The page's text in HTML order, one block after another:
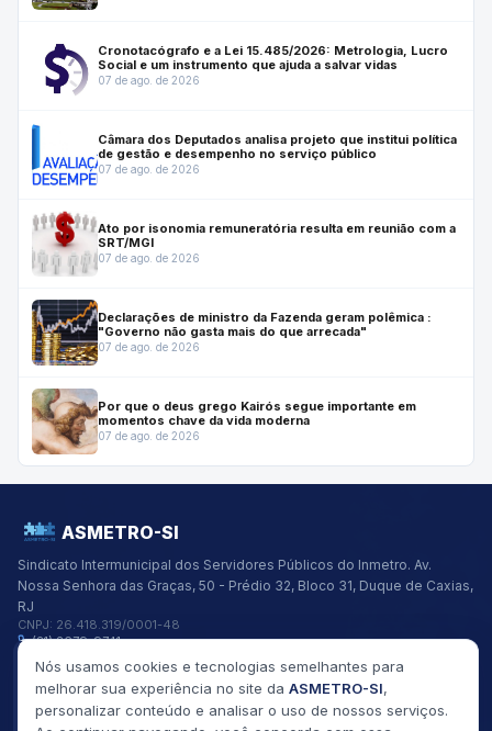
Cronotacógrafo e a Lei 15.485/2026: Metrologia, Lucro
Social e um instrumento que ajuda a salvar vidas
07 de ago. de 2026
Câmara dos Deputados analisa projeto que institui política
de gestão e desempenho no serviço público
07 de ago. de 2026
Ato por isonomia remuneratória resulta em reunião com a
SRT/MGI
07 de ago. de 2026
Declarações de ministro da Fazenda geram polêmica :
"Governo não gasta mais do que arrecada"
07 de ago. de 2026
Por que o deus grego Kairós segue importante em
momentos chave da vida moderna
07 de ago. de 2026
ASMETRO-SI
Sindicato Intermunicipal dos Servidores Públicos do Inmetro. Av.
Nossa Senhora das Graças, 50 - Prédio 32, Bloco 31, Duque de Caxias,
RJ
CNPJ: 26.418.319/0001-48
(21) 2679-9741
asmetro@asmetro.org.br
Links Rápidos
Institucional
Gestão
Nós usamos cookies e tecnologias semelhantes para
melhorar sua experiência no site da ASMETRO-SI,
personalizar conteúdo e analisar o uso de nossos serviços.